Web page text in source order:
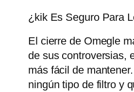
¿kik Es Seguro Para
El cierre de Omegle
de sus controversias,
más fácil de
ningún tipo de filtro y